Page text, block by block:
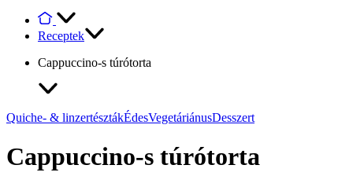
Receptek
Cappuccino-s túrótorta
Quiche- & linzertésztákÉdesVegetáriánusDesszert
Cappuccino-s túrótorta